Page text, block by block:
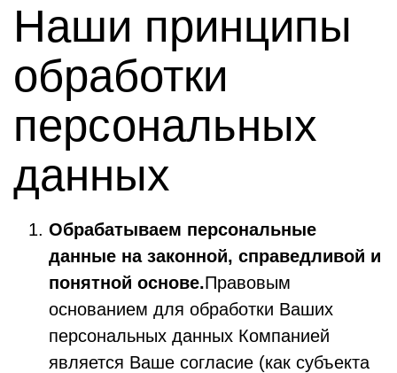
Наши принципы
обработки
персональных
данных
Обрабатываем персональные
данные на законной, справедливой и
понятной основе.Правовым
основанием для обработки Ваших
персональных данных Компанией
является Ваше согласие (как субъекта